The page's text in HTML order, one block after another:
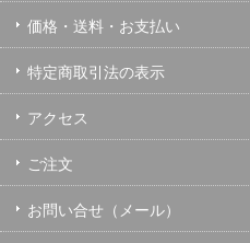
価格・送料・お支払い
特定商取引法の表示
アクセス
ご注文
お問い合せ（メール）